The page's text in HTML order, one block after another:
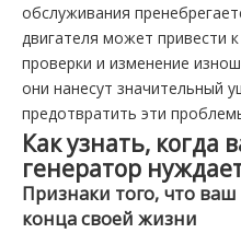
обслуживания
двигателя может привести
проверки и изменение
они нанесут значительный
предотвратить эти
Как узнать,
генератор
Признаки того, что ваш
конца своей жизни